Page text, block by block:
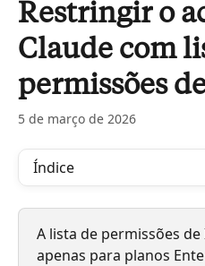
Restringir o
Claude com
permissões
5 de março de 2026
Índice
A lista de permissões
apenas para planos